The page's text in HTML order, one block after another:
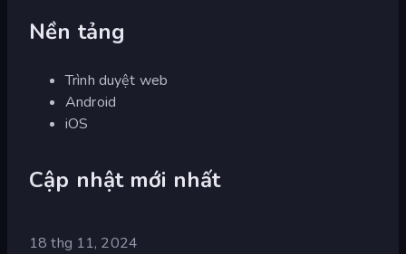
Nền tảng
Trình duyệt web
Android
iOS
Cập nhật mới nhất
18 thg 11, 2024